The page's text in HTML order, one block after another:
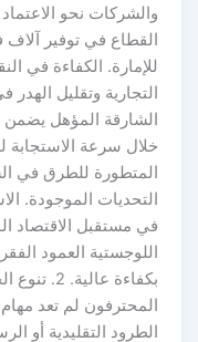
والشركات نحو
القطاع في توفير
للإمارة. الكفاءة في
التجارية وتقليل
الشارقة المؤهل يضمن
خلال سرعة الاستجابة
المتطورة للطرق في
التحديات الموجودة.
في مستقبل الاقتصاد
اللوجستية العمود
بكفاءة
المحترفون لم تعد
الطرود التقليدية أو